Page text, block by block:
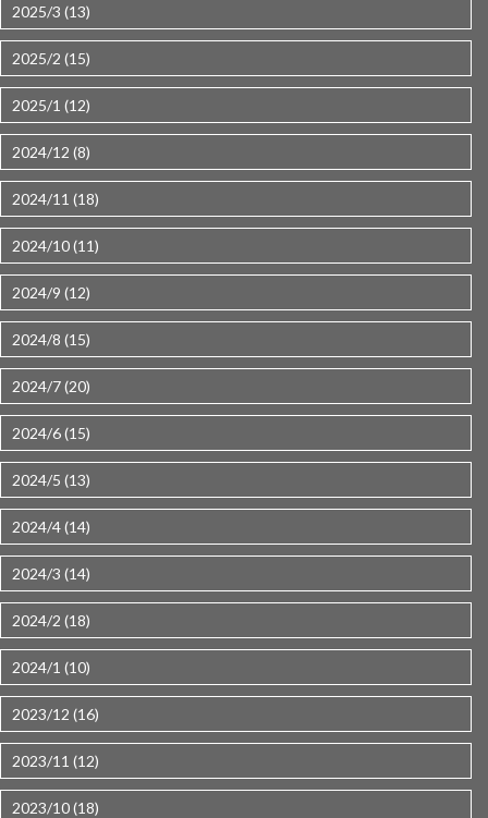
2025/3 (13)
2025/2 (15)
2025/1 (12)
2024/12 (8)
2024/11 (18)
2024/10 (11)
2024/9 (12)
2024/8 (15)
2024/7 (20)
2024/6 (15)
2024/5 (13)
2024/4 (14)
2024/3 (14)
2024/2 (18)
2024/1 (10)
2023/12 (16)
2023/11 (12)
2023/10 (18)